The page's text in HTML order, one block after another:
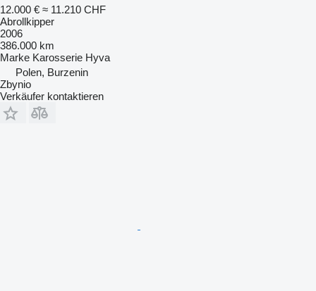
12.000 € ≈ 11.210 CHF
Abrollkipper
2006
386.000 km
Marke Karosserie Hyva
Polen, Burzenin
Zbynio
Verkäufer kontaktieren